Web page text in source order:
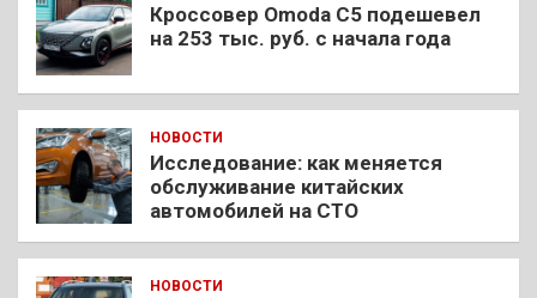
Кроссовер Omoda C5 подешевел
на 253 тыс. руб. с начала года
НОВОСТИ
Исследование: как меняется
обслуживание китайских
автомобилей на СТО
НОВОСТИ